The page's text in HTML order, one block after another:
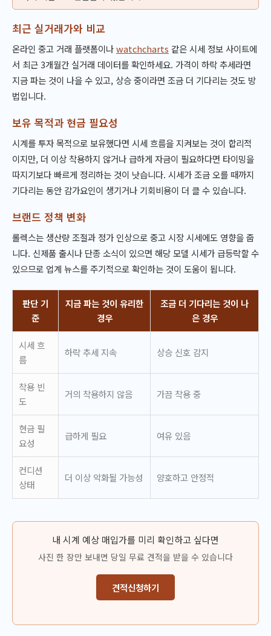
최근 실거래가와 비교
온라인 중고 거래 플랫폼이나watchcharts 같은 시세 정보 사이트에
서 최근 3개월간 실거래 데이터를 확인하세요. 가격이 하락 추세라면
지금 파는 것이 나을 수 있고, 상승 중이라면 조금 더 기다리는 것도 방
법입니다.
보유 목적과 현금 필요성
시계를 투자 목적으로 보유했다면 시세 흐름을 지켜보는 것이 합리적
이지만, 더 이상 착용하지 않거나 급하게 자금이 필요하다면 타이밍을
따지기보다 빠르게 정리하는 것이 낫습니다. 시세가 조금 오를 때까지
기다리는 동안 감가요인이 생기거나 기회비용이 더 클 수 있습니다.
브랜드 정책 변화
롤렉스는 생산량 조절과 정가 인상으로 중고 시장 시세에도 영향을 줍
니다. 신제품 출시나 단종 소식이 있으면 해당 모델 시세가 급등락할 수
있으므로 업계 뉴스를 주기적으로 확인하는 것이 도움이 됩니다.
판단 기
준
지금 파는 것이 유리한
경우
조금 더 기다리는 것이 나
은 경우
시세 흐
름
하락 추세 지속 상승 신호 감지
착용 빈
도
거의 착용하지 않음 가끔 착용 중
현금 필
요성
급하게 필요 여유 있음
컨디션
상태
더 이상 악화될 가능성 양호하고 안정적
내 시계 예상 매입가를 미리 확인하고 싶다면
사진 한 장만 보내면 당일 무료 견적을 받을 수 있습니다
견적신청하기